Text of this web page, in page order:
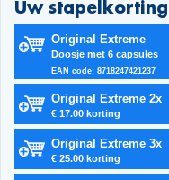
Uw stapelkorting
Original Extreme
Doosje met 6 capsules
EAN code: 8718247421237
Original Extreme 2x
€ 17.00 korting
Original Extreme 3x
€ 25.00 korting